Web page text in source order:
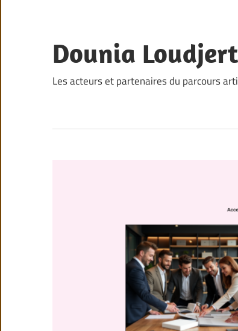
content
Dounia
Les acteurs et partenaires du parcours